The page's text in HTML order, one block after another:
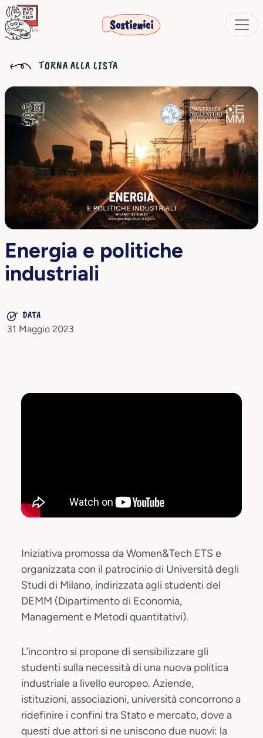
Sostienici
TORNA ALLA LISTA
Energia e politiche
industriali
DATA
31 Maggio 2023
Iniziativa promossa da Women&Tech ETS e
organizzata con il patrocinio di Università degli
Studi di Milano, indirizzata agli studenti del
DEMM (Dipartimento di Economia,
Management e Metodi quantitativi).
L’incontro si propone di sensibilizzare gli
studenti sulla necessità di una nuova politica
industriale a livello europeo. Aziende,
istituzioni, associazioni, università concorrono a
ridefinire i confini tra Stato e mercato, dove a
questi due attori si ne uniscono due nuovi: la